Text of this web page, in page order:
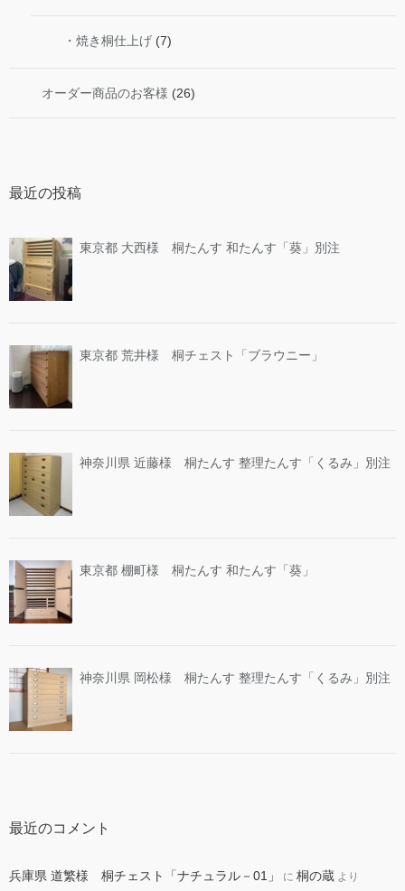
・焼き桐仕上げ (7)
オーダー商品のお客様 (26)
最近の投稿
東京都 大西様 桐たんす 和たんす「葵」別注
東京都 荒井様 桐チェスト「ブラウニー」
神奈川県 近藤様 桐たんす 整理たんす「くるみ」別注
東京都 棚町様 桐たんす 和たんす「葵」
神奈川県 岡松様 桐たんす 整理たんす「くるみ」別注
最近のコメント
兵庫県 道繁様 桐チェスト「ナチュラル－01」 に 桐の蔵 より